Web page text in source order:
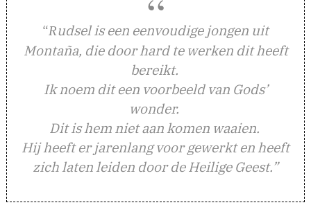
“Rudsel is een eenvoudige jongen uit
Montaña, die door hard te werken dit heeft
bereikt.
Ik noem dit een voorbeeld van Gods’
wonder.
Dit is hem niet aan komen waaien.
Hij heeft er jarenlang voor gewerkt en heeft
zich laten leiden door de Heilige Geest.”